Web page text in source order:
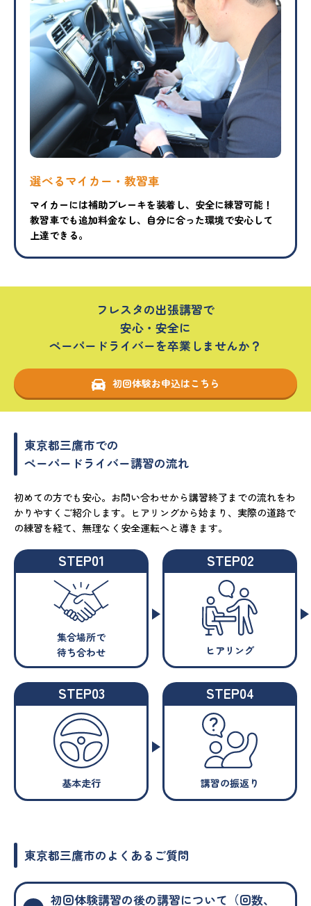
選べるマイカー・教習車
マイカーには補助ブレーキを装着し、安全に練習可能！
教習車でも追加料金なし、自分に合った環境で安心して
上達できる。
フレスタの出張講習で
安心・安全に
ペーパードライバーを卒業しませんか？
初回体験お申込はこちら
東京都三鷹市での
ペーパードライバー講習の流れ
初めての方でも安心。お問い合わせから講習終了までの流れをわ
かりやすくご紹介します。ヒアリングから始まり、実際の道路で
の練習を経て、無理なく安全運転へと導きます。
STEP01
集合場所で
待ち合わせ
STEP02
ヒアリング
STEP03
基本走行
STEP04
講習の振返り
東京都三鷹市のよくあるご質問
初回体験講習の後の講習について（回数、